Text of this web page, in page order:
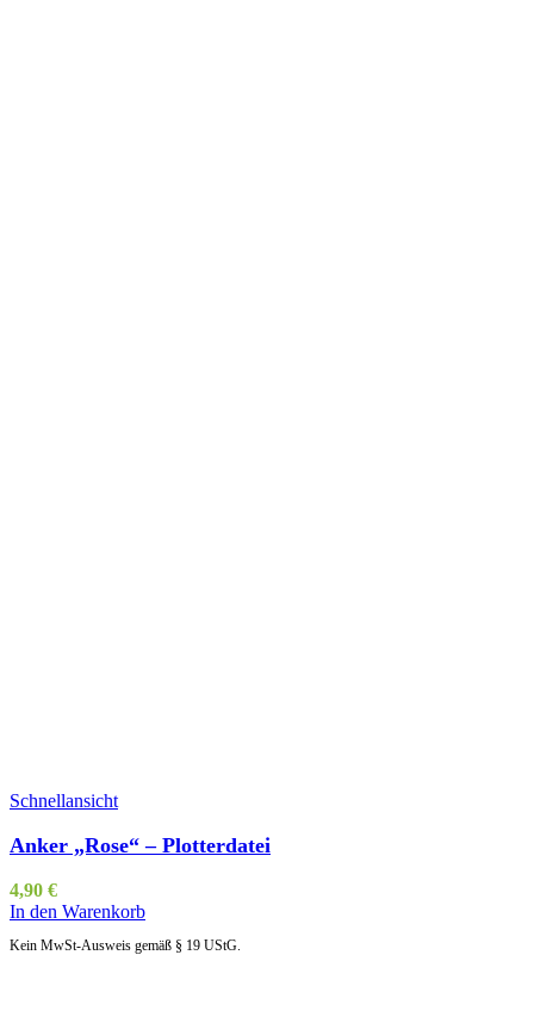
Schnellansicht
Anker „Rose“ – Plotterdatei
4,90 €
In den Warenkorb
Kein MwSt-Ausweis gemäß § 19 UStG.